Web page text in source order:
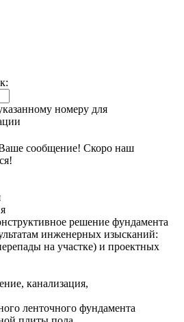
номеру для
сообщение! Скоро наш
решение фундамента
инженерных изысканий:
на участке) и проектных
канализация,
ленточного фундамента